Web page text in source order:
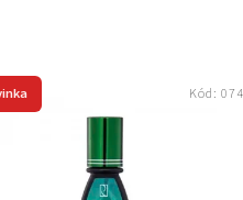
Kód: